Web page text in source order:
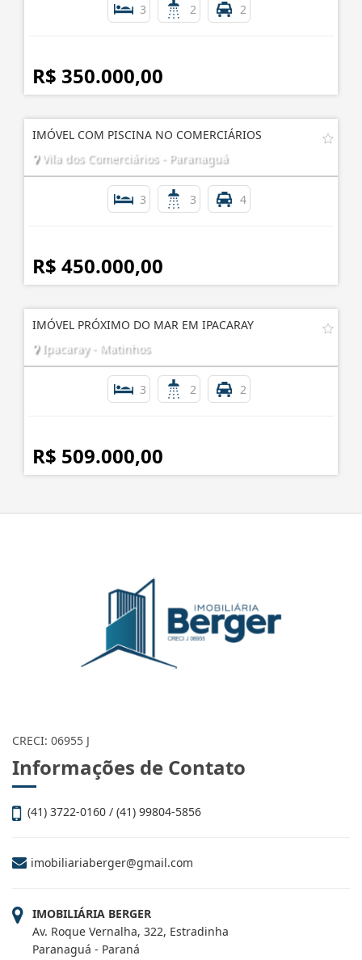
3 2 2
R$ 350.000,00
IMÓVEL COM PISCINA NO COMERCIÁRIOS
Vila dos Comerciários - Paranaguá
3 3 4
R$ 450.000,00
IMÓVEL PRÓXIMO DO MAR EM IPACARAY
Ipacaray - Matinhos
3 2 2
R$ 509.000,00
CRECI: 06955 J
Informações de Contato
(41) 3722-0160 / (41) 99804-5856
imobiliariaberger@gmail.com
IMOBILIÁRIA BERGER
Av. Roque Vernalha, 322, Estradinha
Paranaguá - Paraná